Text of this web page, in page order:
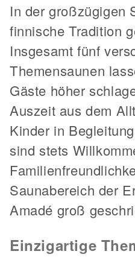
In der großzügigen
finnische Tradition
Insgesamt fünf
Themensaunen
Gäste höher
Auszeit aus dem
Kinder in
sind stets
Saunabereich der
Amadé groß
Einzigartige